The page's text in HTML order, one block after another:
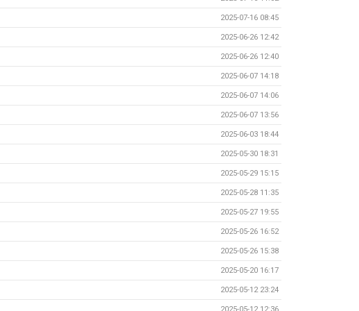
2025-07-16 08:45
2025-06-26 12:42
2025-06-26 12:40
2025-06-07 14:18
2025-06-07 14:06
2025-06-07 13:56
2025-06-03 18:44
2025-05-30 18:31
2025-05-29 15:15
2025-05-28 11:35
2025-05-27 19:55
2025-05-26 16:52
2025-05-26 15:38
2025-05-20 16:17
2025-05-12 23:24